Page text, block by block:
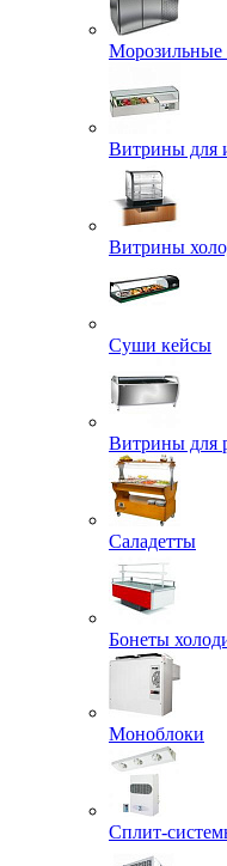
Морозильные
Витрины для
Витрины
Суши кейсы
Витрины для
Саладетты
Бонеты
Моноблоки
Сплит-